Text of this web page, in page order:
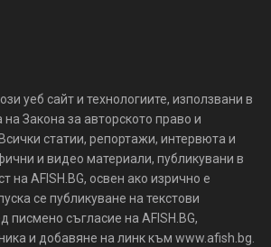
уеб сайт и технологиите, използвани в
на Закона за авторското право и
статии, репортажи, интервюта и
и видео материали, публикувани в
на AFISH.BG, освен ако изрично е
се публикуване на текстови
писмено съгласие на AFISH.BG,
и добавяне на линк към www.afish.bg.